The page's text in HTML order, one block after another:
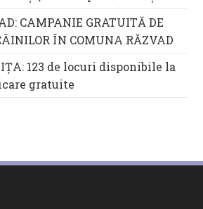
CAMPANIE GRATUITĂ DE
ÎN COMUNA RĂZVAD
123 de locuri disponibile la
gratuite